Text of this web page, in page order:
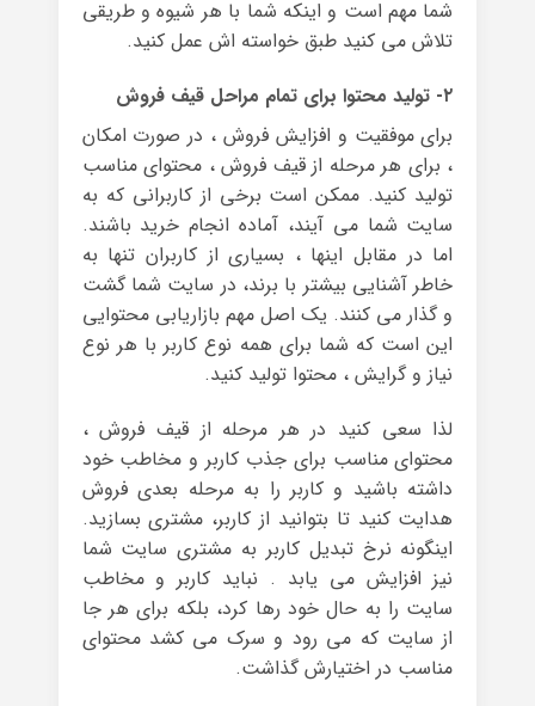
شما مهم است و اینکه شما با هر شیوه و طریقی
تلاش می کنید طبق خواسته اش عمل کنید.
۲- تولید محتوا برای تمام مراحل قیف فروش
برای موفقیت و افزایش فروش ، در صورت امکان
، برای هر مرحله از قیف فروش ، محتوای مناسب
تولید کنید. ممکن است برخی از کاربرانی که به
سایت شما می آیند، آماده انجام خرید باشند.
اما در مقابل اینها ، بسیاری از کاربران تنها به
خاطر آشنایی بیشتر با برند، در سایت شما گشت
و گذار می کنند. یک اصل مهم بازاریابی محتوایی
این است که شما برای همه نوع کاربر با هر نوع
نیاز و گرایش ، محتوا تولید کنید.
لذا سعی کنید در هر مرحله از قیف فروش ،
محتوای مناسب برای جذب کاربر و مخاطب خود
داشته باشید و کاربر را به مرحله بعدی فروش
هدایت کنید تا بتوانید از کاربر، مشتری بسازید.
اینگونه نرخ تبدیل کاربر به مشتری سایت شما
نیز افزایش می یابد . نباید کاربر و مخاطب
سایت را به حال خود رها کرد، بلکه برای هر جا
از سایت که می رود و سرک می کشد محتوای
مناسب در اختیارش گذاشت.